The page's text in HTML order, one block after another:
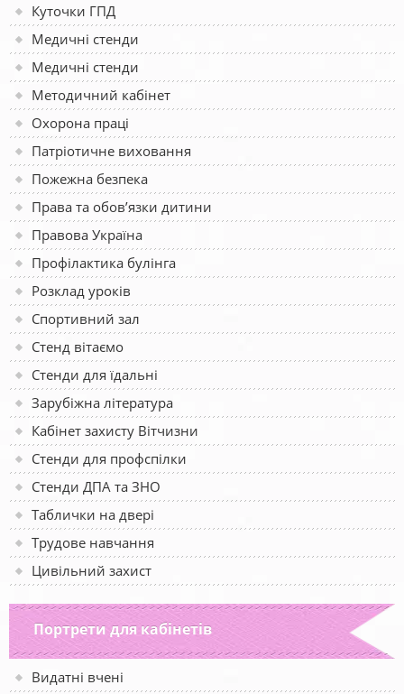
Куточки ГПД
Медичні стенди
Медичні стенди
Методичний кабінет
Охорона праці
Патріотичне виховання
Пожежна безпека
Права та обов’язки дитини
Правова Україна
Профілактика булінга
Розклад уроків
Спортивний зал
Стенд вітаємо
Стенди для їдальні
Зарубіжна література
Кабінет захисту Вітчизни
Стенди для профспілки
Стенди ДПА та ЗНО
Таблички на двері
Трудове навчання
Цивільний захист
Портрети для кабінетів
Видатні вчені